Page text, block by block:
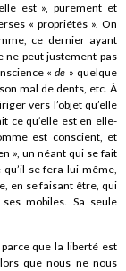
est », purement et
« propriétés ». On
ce dernier ayant
ne peut justement pas
«de » quelque
mal de dents, etc. À
vers l’objet qu’elle
ce qu’elle est en elle-
est conscient, et
», un néant qui se fait
qu’il se fera lui-même,
en se faisant être, qui
mobiles. Sa seule
que la liberté est
que nous ne nous